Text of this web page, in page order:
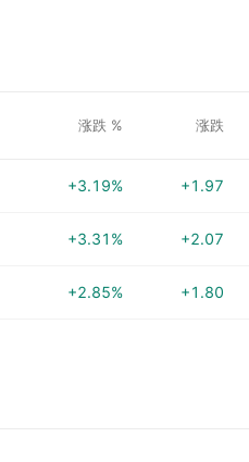
涨跌 % 涨跌
+3.19% +1.97
+3.31% +2.07
+2.85% +1.80